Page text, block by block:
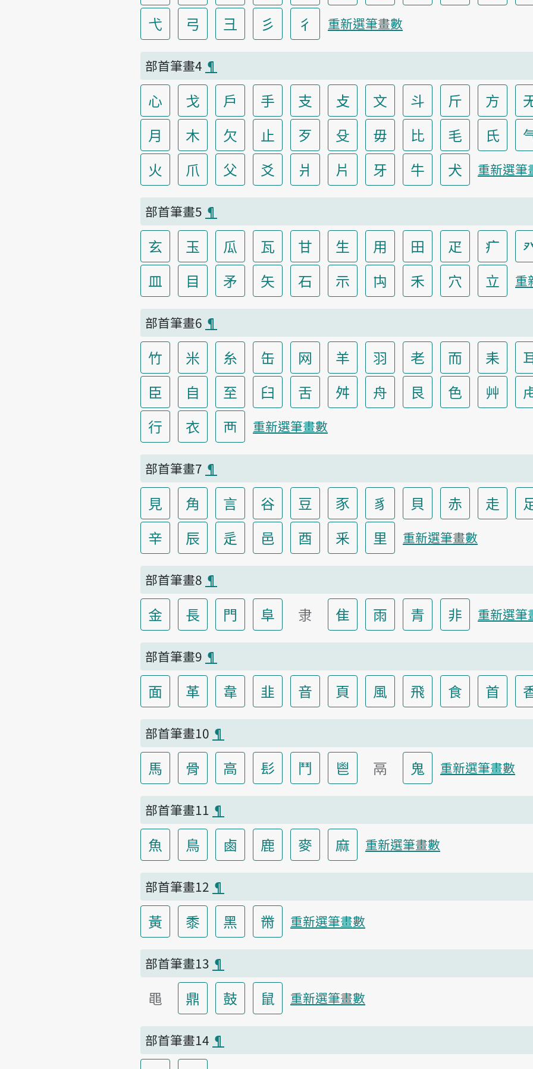
弋
弓 彐 彡 彳 重新選筆畫數
部首筆畫4 ¶
心 戈 戶 手 支 攴 文 斗 斤 方
月
木 欠 止 歹 殳 毋 比 毛 氏
火 爪 父 爻 爿 片 牙 牛 犬 重新選筆
部首筆畫5 ¶
玄 玉 瓜 瓦 甘 生 用 田 疋 疒
皿
目 矛 矢 石 示 禸 禾 穴 立 重
部首筆畫6 ¶
竹 米 糸 缶 网 羊 羽 老 而 耒
臣
自 至 臼 舌 舛 舟 艮 色 艸
行
衣 襾 重新選筆畫數
部首筆畫7 ¶
見 角 言 谷 豆 豕 豸 貝 赤 走
辛
辰 辵 邑 酉 釆 里 重新選筆畫數
部首筆畫8 ¶
金 長 門 阜 隶 隹 雨 青 非 重新選筆
部首筆畫9 ¶
面 革 韋 韭 音 頁 風 飛 食 首
部首筆畫10 ¶
馬 骨 高 髟 鬥 鬯 鬲 鬼 重新選筆畫數
部首筆畫11 ¶
魚 鳥 鹵 鹿 麥 麻 重新選筆畫數
部首筆畫12 ¶
黃 黍 黑 黹 重新選筆畫數
部首筆畫13 ¶
黽 鼎 鼓 鼠 重新選筆畫數
部首筆畫14 ¶